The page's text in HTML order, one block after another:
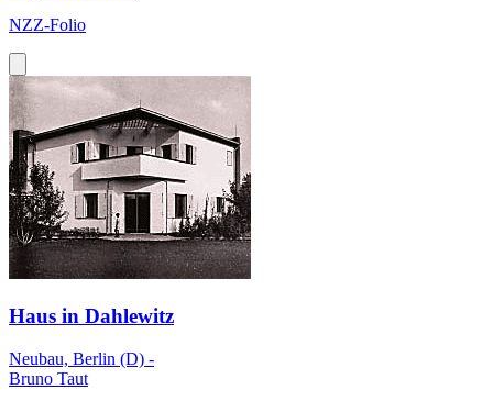
NZZ-Folio
Haus in Dahlewitz
Neubau, Berlin (D) -
Bruno Taut